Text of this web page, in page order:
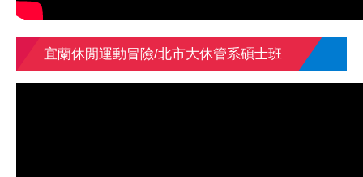
宜蘭休閒運動冒險/北市大休管系碩士班